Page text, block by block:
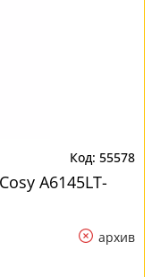
55578
A6145LT-
архив